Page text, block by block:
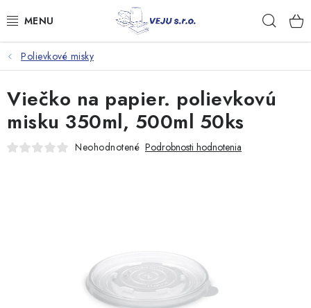
na
TAŠKY A VRECKÁ
FÓLIE, PAPIER, RUKAVICE
JEDNORÁZOVÝ RIAD
Doprava a platba
Polievkové misky
Viečko na papier. polievkovú
misku 350ml, 500ml 50ks
Neohodnotené Podrobnosti hodnotenia